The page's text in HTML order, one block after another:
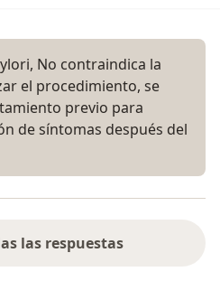
No contraindica la
el procedimiento, se
previo para
de síntomas después del
las respuestas